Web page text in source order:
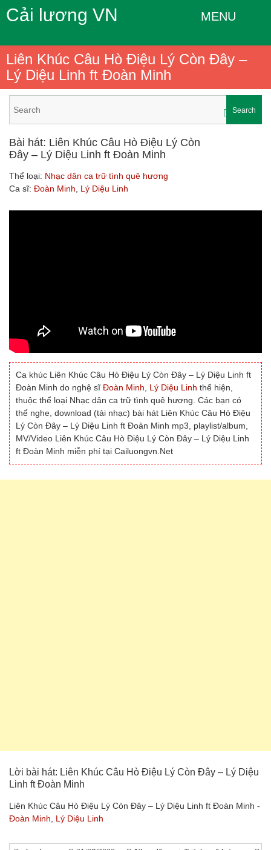
Cải lương VN MENU
Liên Khúc Câu Hò Điệu Lý Còn Đây –
Lý Diệu Linh ft Đoàn Minh
Search
Bài hát: Liên Khúc Câu Hò Điệu Lý Còn
Đây – Lý Diệu Linh ft Đoàn Minh
Thể loại: Nhạc dân ca trữ tình quê hương
Ca sĩ: Đoàn Minh Lý Diệu Linh
Ca khúc Liên Khúc Câu Hò Điệu Lý Còn Đây – Lý Diệu Linh ft
Đoàn Minh do nghệ sĩĐoàn Minh Lý Diệu Linh thể hiện,
thuộc thể loại Nhạc dân ca trữ tình quê hương. Các bạn có
thể nghe, download (tải nhạc) bài hát Liên Khúc Câu Hò Điệu
Lý Còn Đây – Lý Diệu Linh ft Đoàn Minh mp3, playlist/album,
MV/Video Liên Khúc Câu Hò Điệu Lý Còn Đây – Lý Diệu Linh
ft Đoàn Minh miễn phí tại Cailuongvn.Net
Lời bài hát: Liên Khúc Câu Hò Điệu Lý Còn Đây – Lý Diệu
Linh ft Đoàn Minh
Liên Khúc Câu Hò Điệu Lý Còn Đây – Lý Diệu Linh ft Đoàn Minh -
Đoàn Minh
Lý Diệu Linh